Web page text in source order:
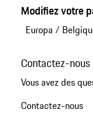
Modifiez votre
Europa /
Contactez-nous
Vous avez des
Contactez-nous